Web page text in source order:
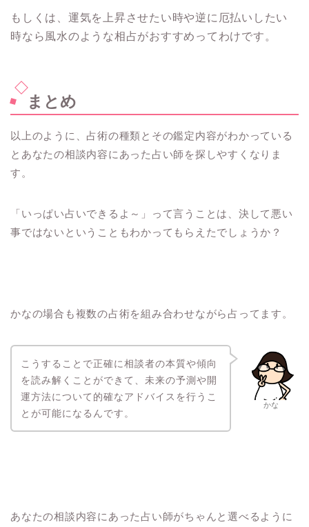
もしくは、運気を上昇させたい時や逆に厄払いしたい
時なら風水のような相占がおすすめってわけです。
まとめ
以上のように、占術の種類とその鑑定内容がわかっている
とあなたの相談内容にあった占い師を探しやすくなりま
す。
「いっぱい占いできるよ～」って言うことは、決して悪い
事ではないということもわかってもらえたでしょうか？
かなの場合も複数の占術を組み合わせながら占ってます。
かな
こうすることで正確に相談者の本質や傾向
を読み解くことができて、未来の予測や開
運方法について的確なアドバイスを行うこ
とが可能になるんです。
あなたの相談内容にあった占い師がちゃんと選べるように